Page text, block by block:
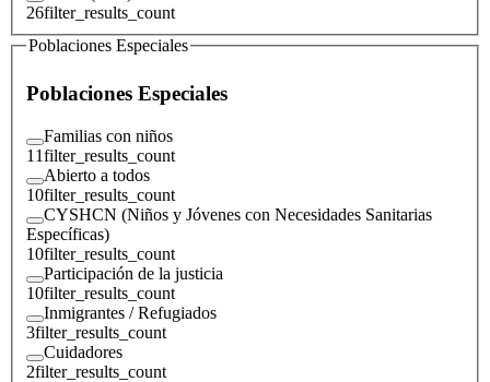
26filter_results_count
Poblaciones Especiales
Poblaciones Especiales
Familias con niños
11filter_results_count
Abierto a todos
10filter_results_count
CYSHCN (Niños y Jóvenes con Necesidades Sanitarias
Específicas)
10filter_results_count
Participación de la justicia
10filter_results_count
Inmigrantes / Refugiados
3filter_results_count
Cuidadores
2filter_results_count